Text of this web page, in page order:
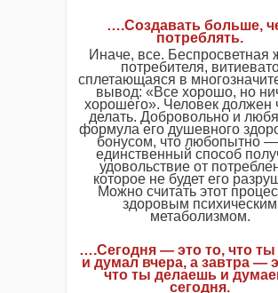
….Создавать больше,
потреблять.
Иначе, все. Беспросветная
потребителя,
сплетающаяся в
вывод: «Все хорошо, но
хорошего». Человек должен
делать. Добровольно и
формула его душевного
бонусом, что любопытно —
единственный способ
удовольствие от
которое не будет его
Можно считать этот
здоровым психическим
метаболизмом.
….Сегодня — это то, что ты
и думал вчера, а завтра —
что ты делаешь и
сегодня.